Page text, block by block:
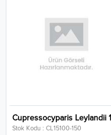
Stok Kodu : CL15100-150